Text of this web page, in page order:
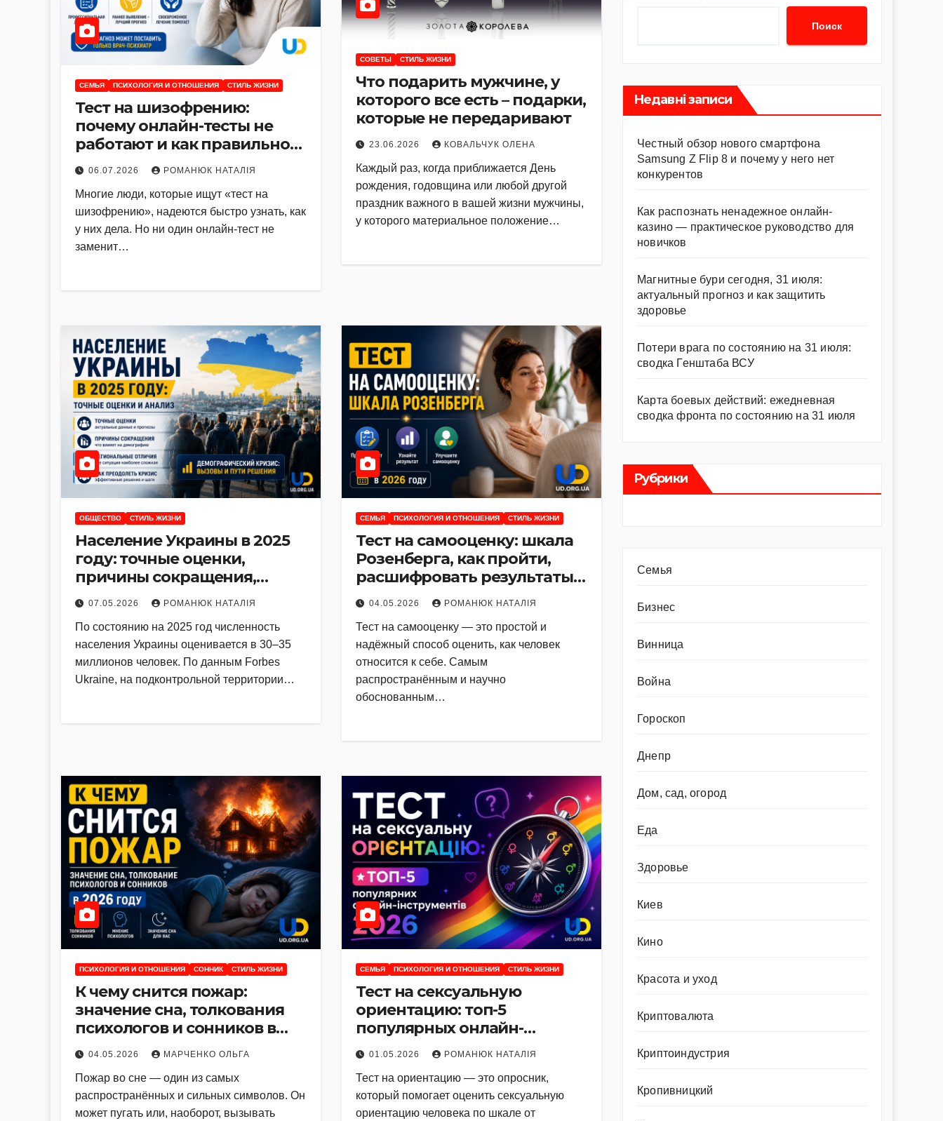
CЕМЬЯ ПСИХОЛОГИЯ И ОТНОШЕНИЯ СТИЛЬ ЖИЗНИ
Тест на шизофрению:
почему онлайн-тесты не
работают и как правильно
диагностировать
заболевание
06.07.2026 РОМАНЮК НАТАЛІЯ
Многие люди, которые ищут «тест на
шизофрению», надеются быстро узнать, как
у них дела. Но ни один онлайн-тест не
заменит…
СОВЕТЫ СТИЛЬ ЖИЗНИ
Что подарить мужчине, у
которого все есть – подарки,
которые не передаривают
23.06.2026 КОВАЛЬЧУК ОЛЕНА
Каждый раз, когда приближается День
рождения, годовщина или любой другой
праздник важного в вашей жизни мужчины,
у которого материальное положение…
ОБЩЕСТВО СТИЛЬ ЖИЗНИ
Население Украины в 2025
году: точные оценки,
причины сокращения,
региональные различия и
как преодолеть
демографический кризис
07.05.2026 РОМАНЮК НАТАЛІЯ
По состоянию на 2025 год численность
населения Украины оценивается в 30–35
миллионов человек. По данным Forbes
Ukraine, на подконтрольной территории…
CЕМЬЯ ПСИХОЛОГИЯ И ОТНОШЕНИЯ СТИЛЬ ЖИЗНИ
Тест на самооценку: шкала
Розенберга, как пройти,
расшифровать результаты и
рекомендации психологов в
2026 году
04.05.2026 РОМАНЮК НАТАЛІЯ
Тест на самооценку — это простой и
надёжный способ оценить, как человек
относится к себе. Самым
распространённым и научно
обоснованным…
ПСИХОЛОГИЯ И ОТНОШЕНИЯ СОННИК СТИЛЬ ЖИЗНИ
К чему снится пожар:
значение сна, толкования
психологов и сонников в
2026 году
04.05.2026 МАРЧЕНКО ОЛЬГА
Пожар во сне — один из самых
распространённых и сильных символов. Он
может пугать или, наоборот, вызывать
CЕМЬЯ ПСИХОЛОГИЯ И ОТНОШЕНИЯ СТИЛЬ ЖИЗНИ
Тест на сексуальную
ориентацию: топ-5
популярных онлайн-
инструментов 2026
01.05.2026 РОМАНЮК НАТАЛІЯ
Тест на ориентацию — это опросник,
который помогает оценить сексуальную
ориентацию человека по шкале от
Поиск
Недавні записи
Честный обзор нового смартфона
Samsung Z Flip 8 и почему у него нет
конкурентов
Как распознать ненадежное онлайн-
казино — практическое руководство для
новичков
Магнитные бури сегодня, 31 июля:
актуальный прогноз и как защитить
здоровье
Потери врага по состоянию на 31 июля:
сводка Генштаба ВСУ
Карта боевых действий: ежедневная
сводка фронта по состоянию на 31 июля
Рубрики
Cемья
Бизнес
Винница
Война
Гороскоп
Днепр
Дом, сад, огород
Еда
Здоровье
Киев
Кино
Красота и уход
Криптовалюта
Криптоиндустрия
Кропивницкий